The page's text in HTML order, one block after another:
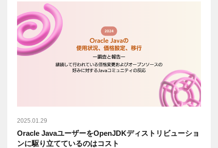
2025.01.29
Oracle JavaユーザーをOpenJDKディストリビューショ
ンに駆り立てているのはコスト